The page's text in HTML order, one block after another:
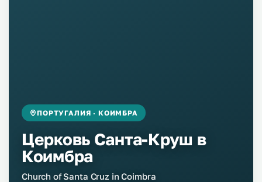
ПОРТУГАЛИЯ · КОИМБРА
Церковь Санта-Круш в
Коимбра
Church of Santa Cruz in Coimbra